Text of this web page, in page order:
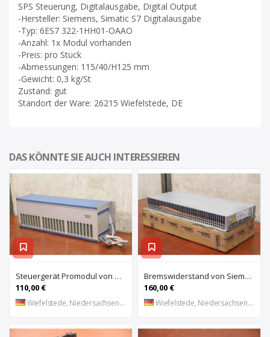
SPS Steuerung, Digitalausgabe, Digital Output
-Hersteller: Siemens, Simatic S7 Digitalausgabe
-Typ: 6ES7 322-1HH01-OAAO
-Anzahl: 1x Modul vorhanden
-Preis: pro Stück
-Abmessungen: 115/40/H125 mm
-Gewicht: 0,3 kg/St
Zustand: gut
Standort der Ware: 26215 Wiefelstede, DE
DAS KÖNNTE SIE AUCH INTERESSIEREN
Steuergerät Promodul von Schleicher Ilsemann – KEG 24-30 KCD 1
110,00 €
Wiefelstede, Niedersachsen, DE
Bremswiderstand von Siemens – 6SL3100-1BE21-3AA0
160,00 €
Wiefelstede, Niedersachsen, DE